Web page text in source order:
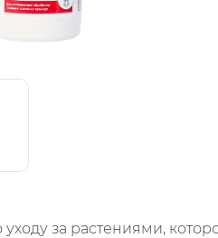
уходу за растениями,